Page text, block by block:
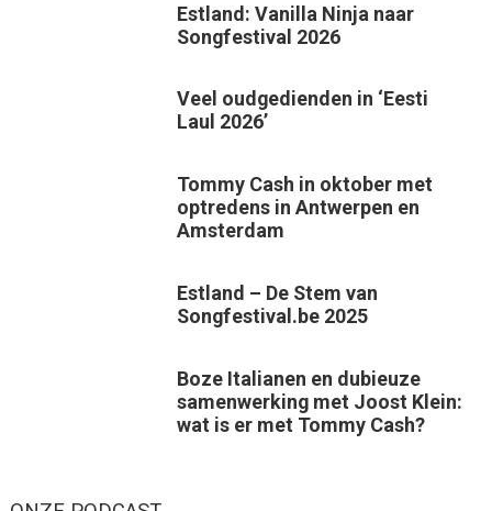
Estland: Vanilla Ninja naar
Songfestival 2026
Veel oudgedienden in ‘Eesti
Laul 2026’
Tommy Cash in oktober met
optredens in Antwerpen en
Amsterdam
Estland – De Stem van
Songfestival.be 2025
Boze Italianen en dubieuze
samenwerking met Joost Klein:
wat is er met Tommy Cash?